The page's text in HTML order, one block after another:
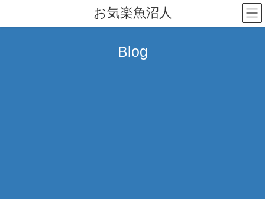
テ
ゲ
お気楽魚沼人
Blog